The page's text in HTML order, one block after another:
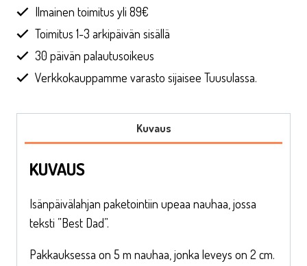
5
m
määrä
Ilmainen toimitus yli 89€
Toimitus 1-3 arkipäivän sisällä
30 päivän palautusoikeus
Verkkokauppamme varasto sijaisee Tuusulassa.
Kuvaus
KUVAUS
Isänpäivälahjan paketointiin upeaa nauhaa, jossa
teksti ”Best Dad”.
Pakkauksessa on 5 m nauhaa, jonka leveys on 2 cm.